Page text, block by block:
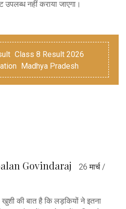
नहीं कराया जाएगा।
Class 8 Result 2026
Madhya Pradesh
Govindaraj
26 मार्च /
खुशी की बात है कि लड़कियों ने इतना